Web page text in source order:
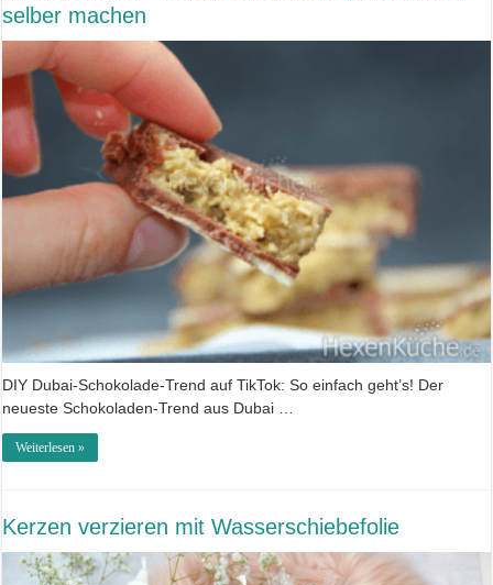
selber machen
DIY Dubai-Schokolade-Trend auf TikTok: So einfach geht’s! Der
neueste Schokoladen-Trend aus Dubai …
Weiterlesen »
Kerzen verzieren mit Wasserschiebefolie